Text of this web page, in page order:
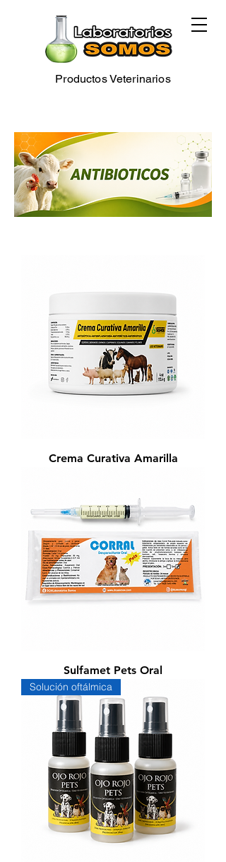
Productos Veterinarios
Crema Curativa Amarilla
Sulfamet Pets Oral
Solución oftálmica